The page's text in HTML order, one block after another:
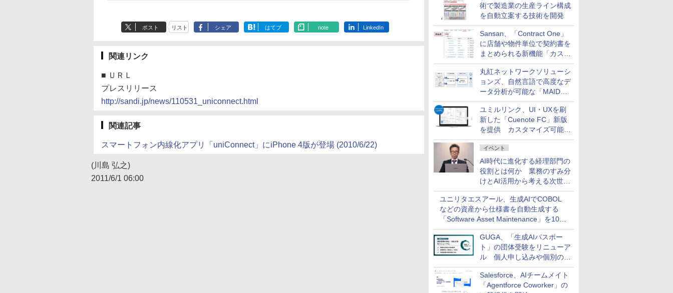
術で製造業の生産ライン構成
を自動立案する技術を開発
Sansan、「Contract One」
に店舗や物件単位で契約書を
まとめられる新機能「カスタ
ム契約ツリー」を追加
丸紅ネットワークソリューシ
ョンズ、自然言語で高度なデ
ータ分析が可能な「MAIDOA
AI ASSIST」を9月より提供
ユミルリンク、UI・UXを刷
新した「Cuenote FC」新版
を提供 カスタマイズ可能な
ダッシュボード画面を搭載
イベント
AI時代に進化する経理部門の
役割とは何か 業務のすみ分
けとAI活用から考える次世代
ファイナンス戦略
ユニリタエスアール、生成AIでCOBOL
などの資産から仕様書を自動生成する
「Software Asset Maintenance」を10月
に発売
GUGA、「生成AIパスポー
ト」の団体受験をリニューア
ル 個人申し込みや個別の支
払いなどに対応
Salesforce、AIチームメイト
「Agentforce Coworker」の
ポスト リスト シェア はてブ note LinkedIn
関連リンク
■ ＵＲＬ
プレスリリース
http://sandi.jp/news/110531_uniconnect.html
関連記事
スマートフォン内線化アプリ「uniConnect」にiPhone 4版が登場 (2010/6/22)
(川島 弘之)
2011/6/1 06:00